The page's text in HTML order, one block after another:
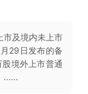
市及境内未上市
29日发布的备
境外上市普通
......